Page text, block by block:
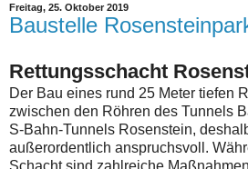
Freitag, 25. Oktober 2019
Baustelle
Rettungsschacht
Der Bau eines rund 25 Meter tiefen
zwischen den Röhren des Tunnels
S-Bahn-Tunnels Rosenstein,
außerordentlich anspruchsvoll.